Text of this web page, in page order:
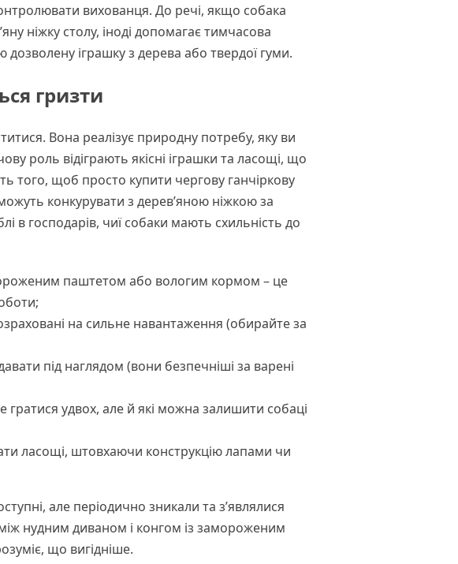
вихованця. До речі, якщо собака
ніжку столу, іноді допомагає тимчасова
іграшку з дерева або твердої гуми.
гризти
Вона реалізує природну потребу, яку ви
роль відіграють якісні іграшки та ласощі, що
того, щоб просто купити чергову ганчіркову
конкурувати з дерев’яною ніжкою за
в господарів, чиї собаки мають схильність до
паштетом або вологим кормом – це
на сильне навантаження (обирайте за
під наглядом (вони безпечніші за варені
удвох, але й які можна залишити собаці
ласощі, штовхаючи конструкцію лапами чи
але періодично зникали та з’являлися
нудним диваном і конгом із замороженим
що вигідніше.